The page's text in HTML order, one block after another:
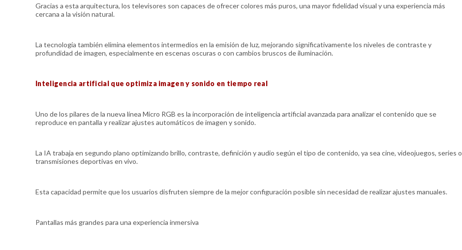
Gracias a esta arquitectura, los televisores son capaces de ofrecer colores más puros, una mayor fidelidad visual y una experiencia más
cercana a la visión natural.
La tecnología también elimina elementos intermedios en la emisión de luz, mejorando significativamente los niveles de contraste y
profundidad de imagen, especialmente en escenas oscuras o con cambios bruscos de iluminación.
Inteligencia artificial que optimiza imagen y sonido en tiempo real
Uno de los pilares de la nueva línea Micro RGB es la incorporación de inteligencia artificial avanzada para analizar el contenido que se
reproduce en pantalla y realizar ajustes automáticos de imagen y sonido.
La IA trabaja en segundo plano optimizando brillo, contraste, definición y audio según el tipo de contenido, ya sea cine, videojuegos, series o
transmisiones deportivas en vivo.
Esta capacidad permite que los usuarios disfruten siempre de la mejor configuración posible sin necesidad de realizar ajustes manuales.
Pantallas más grandes para una experiencia inmersiva